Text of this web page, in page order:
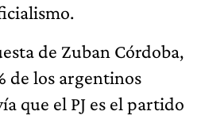
de Zuban Córdoba,
de los argentinos
que el PJ es el partido